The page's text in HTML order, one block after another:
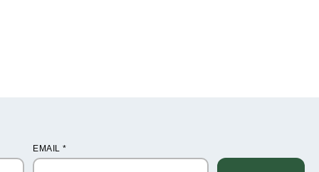
EMAIL*